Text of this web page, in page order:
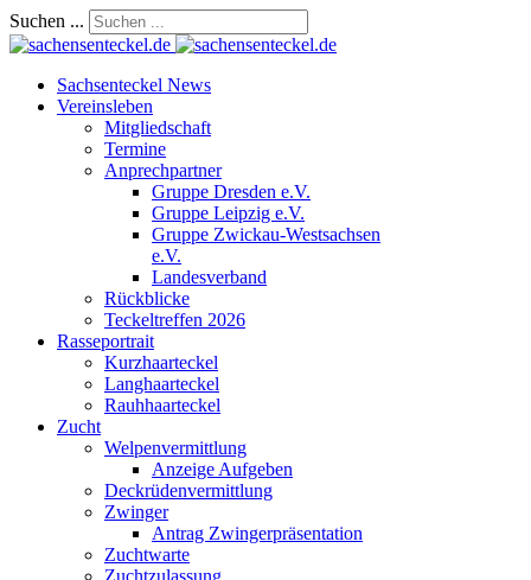
Suchen ...
Sachsenteckel News
Vereinsleben
Mitgliedschaft
Termine
Anprechpartner
Gruppe Dresden e.V.
Gruppe Leipzig e.V.
Gruppe Zwickau-Westsachsen
e.V.
Landesverband
Rückblicke
Teckeltreffen 2026
Rasseportrait
Kurzhaarteckel
Langhaarteckel
Rauhhaarteckel
Zucht
Welpenvermittlung
Anzeige Aufgeben
Deckrüdenvermittlung
Zwinger
Antrag Zwingerpräsentation
Zuchtwarte
Zuchtzulassung